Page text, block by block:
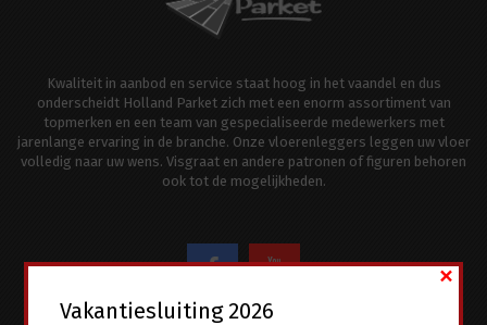
Kwaliteit in aanbod en service staat hoog in het vaandel en dus
onderscheidt Holland Parket zich met een enorm assortiment van
topmerken en een team van gespecialiseerde medewerkers met
jarenlange ervaring in de branche. Onze vloerenleggers leggen uw vloer
volledig naar uw wens. Visgraat en andere patronen of figuren behoren
ook tot de mogelijkheden.
Vakantiesluiting 2026
×